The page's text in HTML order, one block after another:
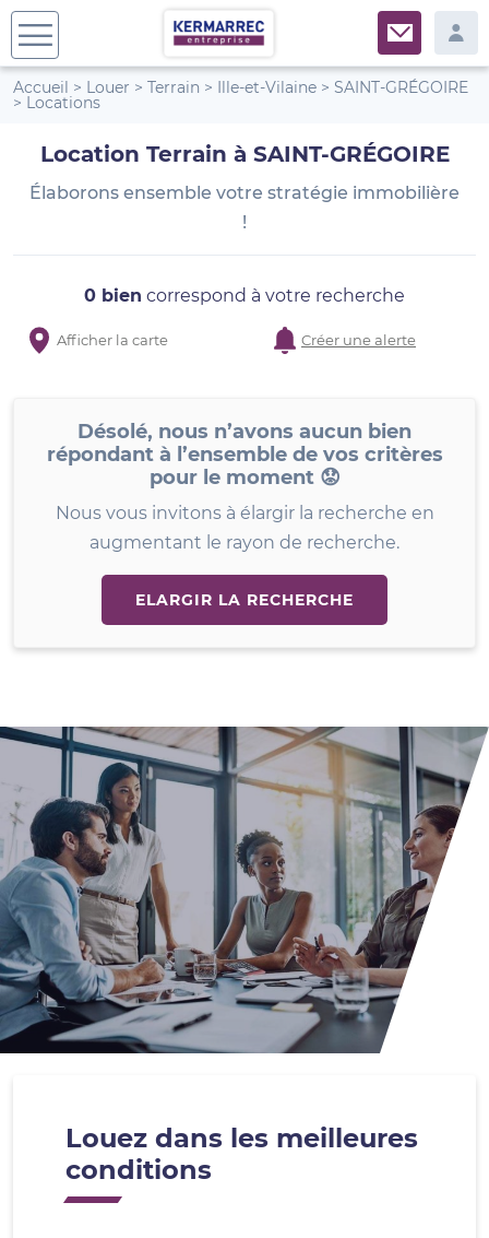
Accueil > Louer > Terrain > Ille-et-Vilaine > SAINT-GRÉGOIRE
> Locations
Location Terrain à SAINT-GRÉGOIRE
Élaborons ensemble votre stratégie immobilière
!
0 bien correspond à votre recherche
Afficher la carte Créer une alerte
Désolé, nous n’avons aucun bien
répondant à l’ensemble de vos critères
pour le moment 😟
Nous vous invitons à élargir la recherche en
augmentant le rayon de recherche.
ELARGIR LA RECHERCHE
Louez dans les meilleures
conditions